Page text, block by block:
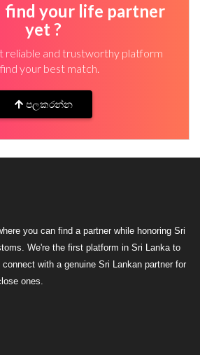
find your life partner
yet ?
reliable and trustworthy platform
your best match.
පලකරන්න
you can find a partner while honoring Sri
We're the first platform in Sri Lanka to
with a genuine Sri Lankan partner for
ones.